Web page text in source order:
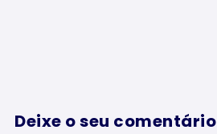
Deixe o seu comentário